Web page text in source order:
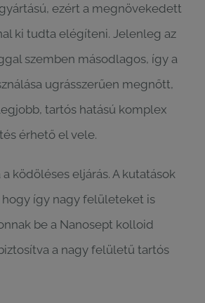
ezért a megnövekedett
ki tudta elégíteni. Jelenleg az
szemben másodlagos, így a
ugrásszerűen megnőtt,
tartós hatású komplex
érhető el vele.
ködöléses eljárás. A kutatások
így nagy felületeket is
be a Nanosept kolloid
a nagy felületű tartós